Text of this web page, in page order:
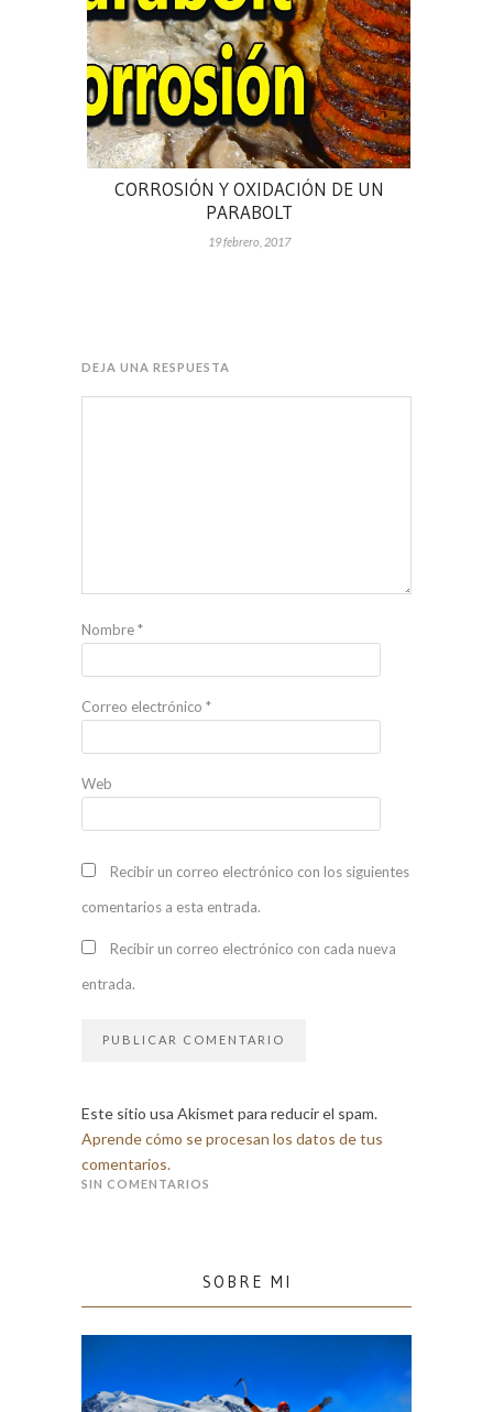
CORROSIÓN Y OXIDACIÓN DE UN
PARABOLT
19 febrero, 2017
DEJA UNA RESPUESTA
Nombre*
Correo electrónico *
Web
Recibir un correo electrónico con los siguientes
comentarios a esta entrada.
Recibir un correo electrónico con cada nueva
entrada.
Este sitio usa Akismet para reducir el spam.
Aprende cómo se procesan los datos de tus
comentarios.
SIN COMENTARIOS
SOBRE MI